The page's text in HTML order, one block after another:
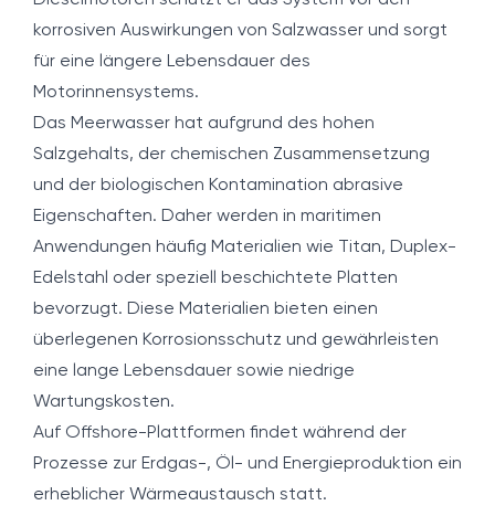
korrosiven Auswirkungen von Salzwasser und sorgt
für eine längere Lebensdauer des
Motorinnensystems.
Das Meerwasser hat aufgrund des hohen
Salzgehalts, der chemischen Zusammensetzung
und der biologischen Kontamination abrasive
Eigenschaften. Daher werden in maritimen
Anwendungen häufig Materialien wie Titan, Duplex-
Edelstahl oder speziell beschichtete Platten
bevorzugt. Diese Materialien bieten einen
überlegenen Korrosionsschutz und gewährleisten
eine lange Lebensdauer sowie niedrige
Wartungskosten.
Auf Offshore-Plattformen findet während der
Prozesse zur Erdgas-, Öl- und Energieproduktion ein
erheblicher Wärmeaustausch statt.